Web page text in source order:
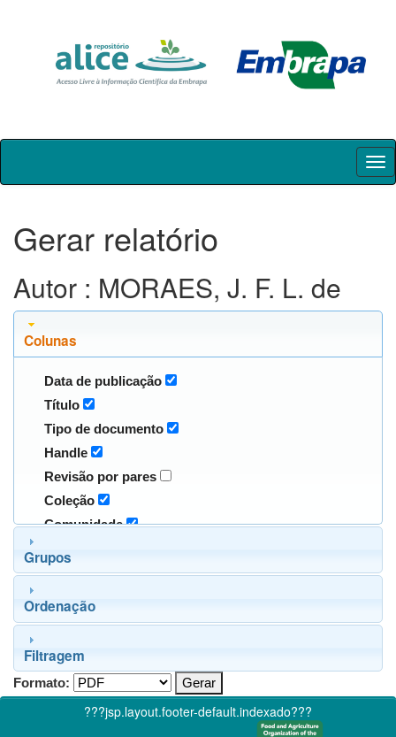
Skip
Gerar relatório
Autor : MORAES, J. F. L. de
Colunas
Data de publicação
Título
Tipo de documento
Handle
Revisão por pares
Coleção
Comunidade
Grupos
Ordenação
Filtragem
Formato:
???jsp.layout.footer-default.indexado???